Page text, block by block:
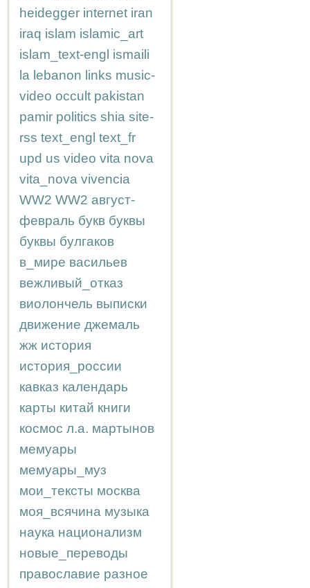
heidegger internet iran
iraq islam islamic_art
islam_text-engl ismaili
la lebanon links music-
video occult pakistan
pamir politics shia site-
rss text_engl text_fr
upd us video vita nova
vita_nova vivencia
WW2 WW2 август-
февраль букв буквы
буквы булгаков
в_мире васильев
вежливый_отказ
виолончель выписки
движение джемаль
жж история
история_россии
кавказ календарь
карты китай книги
космос л.а. мартынов
мемуары
мемуары_муз
мои_тексты москва
моя_всячина музыка
наука национализм
новые_переводы
православие разное